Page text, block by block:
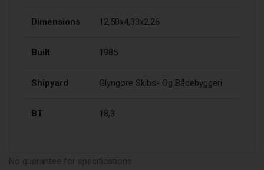
Dimensions 12,50x4,33x2,26
Built 1985
Shipyard Glyngøre Skibs- Og Bådebyggeri
BT 18,3
No guarantee for specifications